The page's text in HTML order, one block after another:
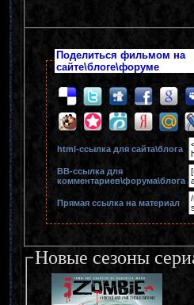
Поделиться фильмом на
сайте\блоге\форуме
html-cсылка для сайта\блога
BB-cсылка для
комментариев\форума\блога
Прямая ссылка на материал
Новые сезоны